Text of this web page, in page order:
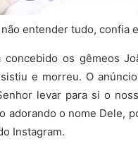
entender tudo, confia
concebido os gêmeos
e morreu. O
levar para si o
adorando o nome Dele,
Instagram.